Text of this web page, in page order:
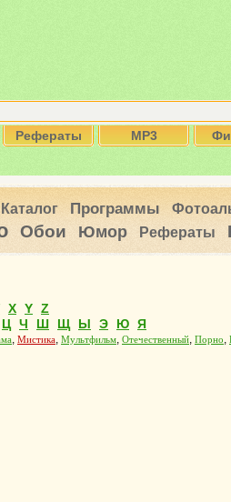
Рефераты MP3
Каталог Программы
Обои Юмор Рефераты
X Y Z
Ц Ч Ш Щ Ы Э Ю Я
, Мистика, Мультфильм, Отечественный, Порно,